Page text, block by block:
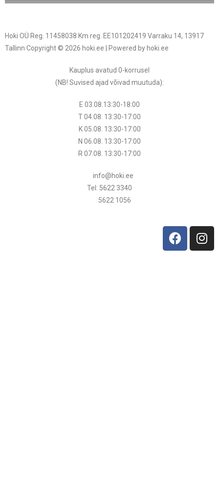
Hoki OÜ Reg. 11458038 Km reg. EE101202419 Varraku 14, 13917
Tallinn Copyright © 2026 hoki.ee | Powered by hoki.ee
Kauplus avatud 0-korrusel
(NB! Suvised ajad võivad muutuda):
E 03.08.13:30-18:00
T 04.08. 13:30-17:00
K 05.08. 13:30-17:00
N 06.08. 13:30-17:00
R 07.08. 13:30-17:00
info@hoki.ee
Tel: 5622 3340
5622 1056